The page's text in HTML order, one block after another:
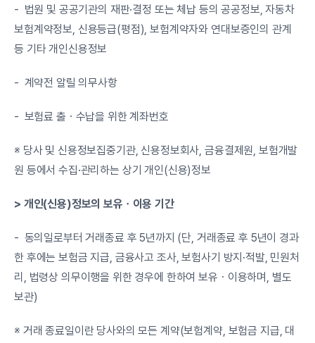
-  법원 및 공공기관의 재판·결정 또는 체납 등의 공공정보, 자동차
보험계약정보, 신용등급(평점), 보험계약자와 연대보증인의 관계
등 기타 개인신용정보
-  계약전 알릴 의무사항
-  보험료 출ㆍ수납을 위한 계좌번호
※ 당사 및 신용정보집중기관, 신용정보회사, 금융결제원, 보험개발
원 등에서 수집·관리하는 상기 개인(신용)정보
> 개인(신용)정보의 보유ㆍ이용 기간
-  동의일로부터 거래종료 후 5년까지 (단, 거래종료 후 5년이 경과
한 후에는 보험금 지급, 금융사고 조사, 보험사기 방지·적발, 민원처
리, 법령상 의무이행을 위한 경우에 한하여 보유ㆍ이용하며, 별도
보관)
※ 거래 종료일이란 당사와의 모든 계약(보험계약, 보험금 지급, 대